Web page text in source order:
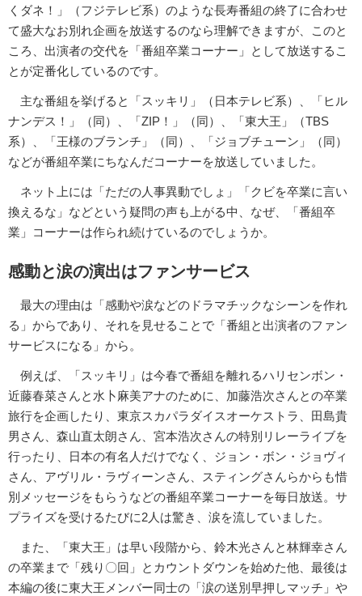
くダネ！」（フジテレビ系）のような長寿番組の終了に合わせ
て盛大なお別れ企画を放送するのなら理解できますが、このと
ころ、出演者の交代を「番組卒業コーナー」として放送するこ
とが定番化しているのです。
主な番組を挙げると「スッキリ」（日本テレビ系）、「ヒル
ナンデス！」（同）、「ZIP！」（同）、「東大王」（TBS
系）、「王様のブランチ」（同）、「ジョブチューン」（同）
などが番組卒業にちなんだコーナーを放送していました。
ネット上には「ただの人事異動でしょ」「クビを卒業に言い
換えるな」などという疑問の声も上がる中、なぜ、「番組卒
業」コーナーは作られ続けているのでしょうか。
感動と涙の演出はファンサービス
最大の理由は「感動や涙などのドラマチックなシーンを作れ
る」からであり、それを見せることで「番組と出演者のファン
サービスになる」から。
例えば、「スッキリ」は今春で番組を離れるハリセンボン・
近藤春菜さんと水卜麻美アナのために、加藤浩次さんとの卒業
旅行を企画したり、東京スカパラダイスオーケストラ、田島貴
男さん、森山直太朗さん、宮本浩次さんの特別リレーライブを
行ったり、日本の有名人だけでなく、ジョン・ボン・ジョヴィ
さん、アヴリル・ラヴィーンさん、スティングさんらからも惜
別メッセージをもらうなどの番組卒業コーナーを毎日放送。サ
プライズを受けるたびに2人は驚き、涙を流していました。
また、「東大王」は早い段階から、鈴木光さんと林輝幸さん
の卒業まで「残り〇回」とカウントダウンを始めた他、最後は
本編の後に東大王メンバー同士の「涙の送別早押しマッチ」や